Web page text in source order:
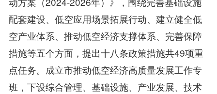
配套建设、低空应用场景拓展行动、建立健全低
空产业体系、推动低空经济支撑体系、完善保障
措施等五个方面，提出十八条政策措施共49项重
点任务。成立市推动低空经济高质量发展工作专
班，下设综合管理、基础设施、产业发展、技术